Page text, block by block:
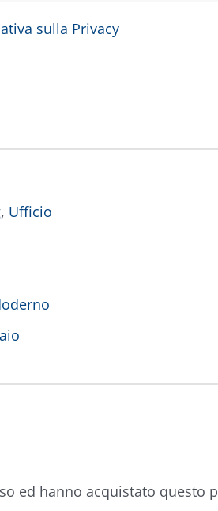
sulla Privacy
, Ufficio
ed hanno acquistato questo